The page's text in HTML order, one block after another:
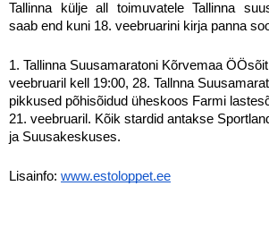
Tallinna külje all toimuvatele Tallinna
saab end kuni 18. veebruarini kirja panna
1. Tallinna Suusamaratoni Kõrvemaa
veebruaril kell 19:00, 28. Tallnna
pikkused põhisõidud üheskoos Farmi
21. veebruaril. Kõik stardid antakse
ja Suusakeskuses.
Lisainfo: www.estoloppet.ee